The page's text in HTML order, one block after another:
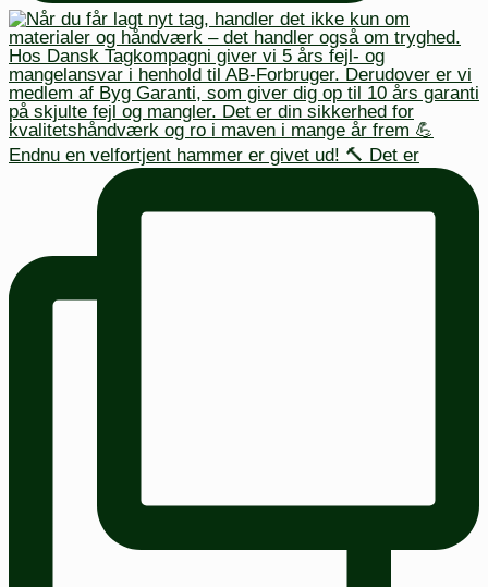
Endnu en velfortjent hammer er givet ud! 🔨 Det er